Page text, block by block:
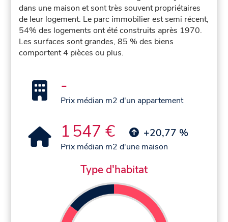
dans une maison et sont très souvent propriétaires
de leur logement. Le parc immobilier est semi récent,
54% des logements ont été construits après 1970.
Les surfaces sont grandes, 85 % des biens
comportent 4 pièces ou plus.
-
Prix médian m2 d'un appartement
1 547 € +20,77 %
Prix médian m2 d'une maison
Type d'habitat